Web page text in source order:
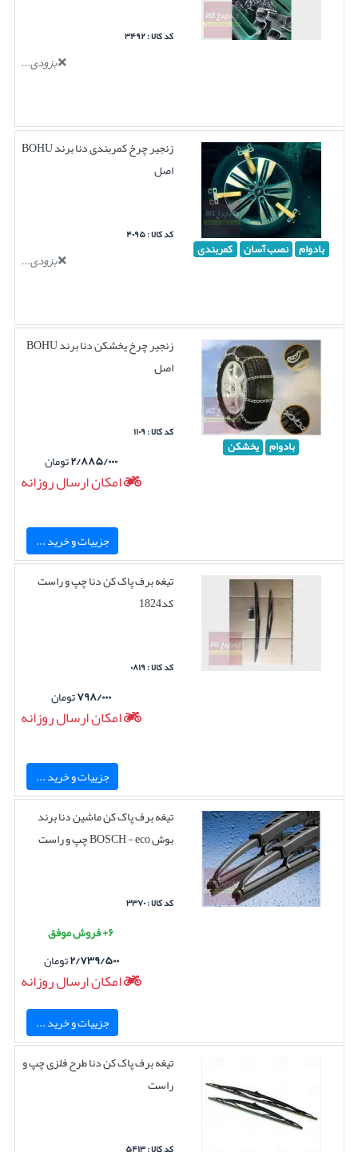
کد کالا : ۳۴۹۲
بزودی...
بادوام نصب آسان کمربندی
زنجیر چرخ کمربندی دنا برند BOHU
اصل
کد کالا : ۴۰۹۵
بزودی...
بادوام یخشکن
زنجیر چرخ یخشکن دنا برند BOHU
اصل
کد کالا : ۱۱۰۹
۲/۸۸۵/۰۰۰تومان
امکان ارسال روزانه
جزییات و خرید ...
تیغه برف پاک کن دنا چپ و راست
کد1824
کد کالا : ۰۸۱۹
۷۹۸/۰۰۰تومان
امکان ارسال روزانه
جزییات و خرید ...
تیغه برف پاک کن ماشین دنا برند
بوش BOSCH - eco چپ و راست
کد کالا : ۳۳۷۰
۶+ فروش موفق
۲/۷۳۹/۵۰۰تومان
امکان ارسال روزانه
جزییات و خرید ...
تیغه برف پاک کن دنا طرح فلزی چپ و
راست